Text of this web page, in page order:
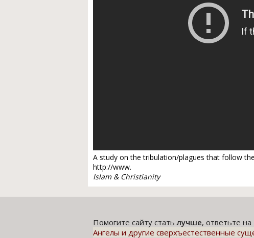
A study on the tribulation/plagues that follow
http://www.
Islam & Christianity
Помогите сайту статьлучше, ответьте на
Ангелы и другие сверхъестественные